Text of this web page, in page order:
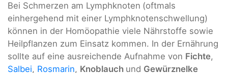
Bei Schmerzen am Lymphknoten (oftmals
einhergehend mit einer Lymphknotenschwellung)
können in der Homöopathie viele Nährstoffe sowie
Heilpflanzen zum Einsatz kommen. In der Ernährung
sollte auf eine ausreichende Aufnahme von Fichte,
Salbei, Rosmarin, Knoblauch und Gewürznelke